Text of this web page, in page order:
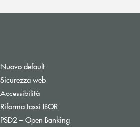
Nuovo default
Sicurezza web
Accessibilità
Riforma tassi IBOR
PSD2 – Open BankingApre una nuova finestra